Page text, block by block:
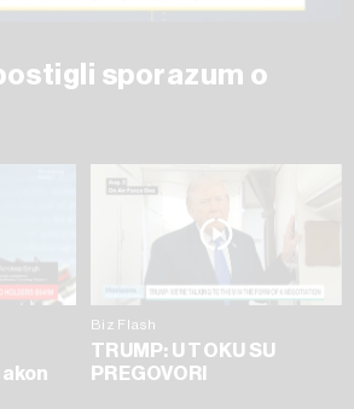
sporazum o
Biz Flash
TRUMP: U TOKU SU
PREGOVORI